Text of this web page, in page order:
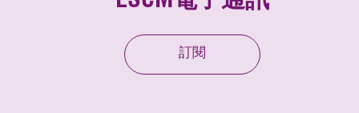
訂閱